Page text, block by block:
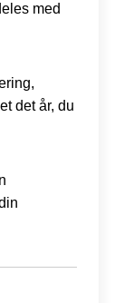
med
det år, du